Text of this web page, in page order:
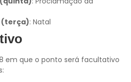
(terça): Natal
em que o ponto será facultativo